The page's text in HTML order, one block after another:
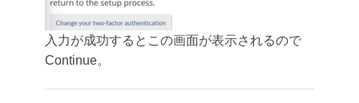
入力が成功するとこの画面が表示されるので
Continue。